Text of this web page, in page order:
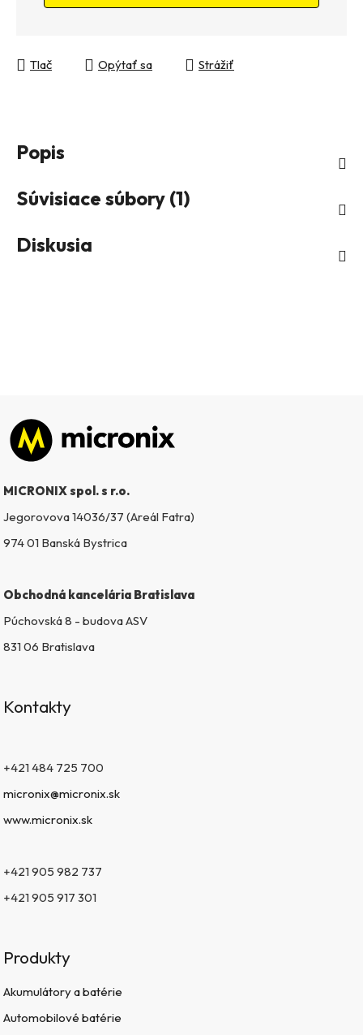
Tlač Opýtať sa Strážiť
Popis
Súvisiace súbory (1)
Diskusia
Zápätie
MICRONIX spol. s r.o.
Jegorovova 14036/37 (Areál Fatra)
974 01 Banská Bystrica
Obchodná kancelária Bratislava
Púchovská 8 - budova ASV
831 06 Bratislava
Kontakty
+421 484 725 700
micronix@micronix.sk
www.micronix.sk
+421 905 982 737
+421 905 917 301
Produkty
Akumulátory a batérie
Automobilové batérie